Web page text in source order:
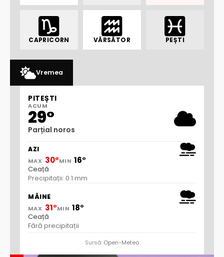
CAPRICORN VĂRSĂTOR PEȘTI
Vremea
PITEȘTI
ACUM
29°
Parțial noros
AZI
MAX 30°MIN 16°
Ceață
Precipitații: 0.1 mm
MÂINE
MAX 31°MIN 18°
Ceață
Fără precipitații
Sursă: Open-Meteo